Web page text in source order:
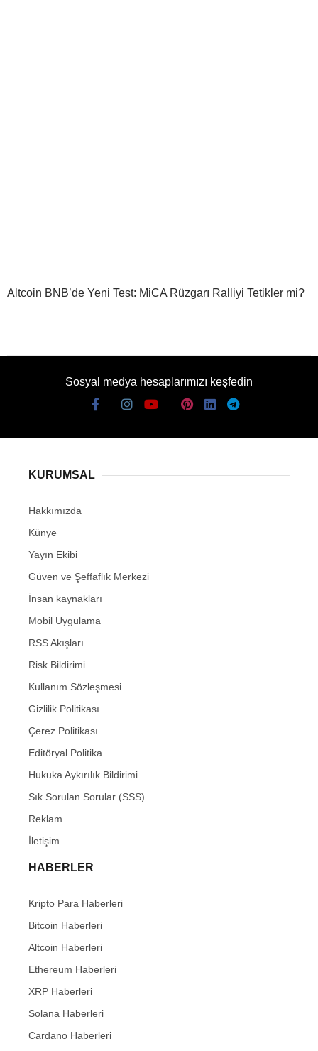
Altcoin BNB’de Yeni Test: MiCA Rüzgarı Ralliyi Tetikler mi?
Sosyal medya hesaplarımızı keşfedin
KURUMSAL
Hakkımızda
Künye
Yayın Ekibi
Güven ve Şeffaflık Merkezi
İnsan kaynakları
Mobil Uygulama
RSS Akışları
Risk Bildirimi
Kullanım Sözleşmesi
Gizlilik Politikası
Çerez Politikası
Editöryal Politika
Hukuka Aykırılık Bildirimi
Sık Sorulan Sorular (SSS)
Reklam
İletişim
HABERLER
Kripto Para Haberleri
Bitcoin Haberleri
Altcoin Haberleri
Ethereum Haberleri
XRP Haberleri
Solana Haberleri
Cardano Haberleri